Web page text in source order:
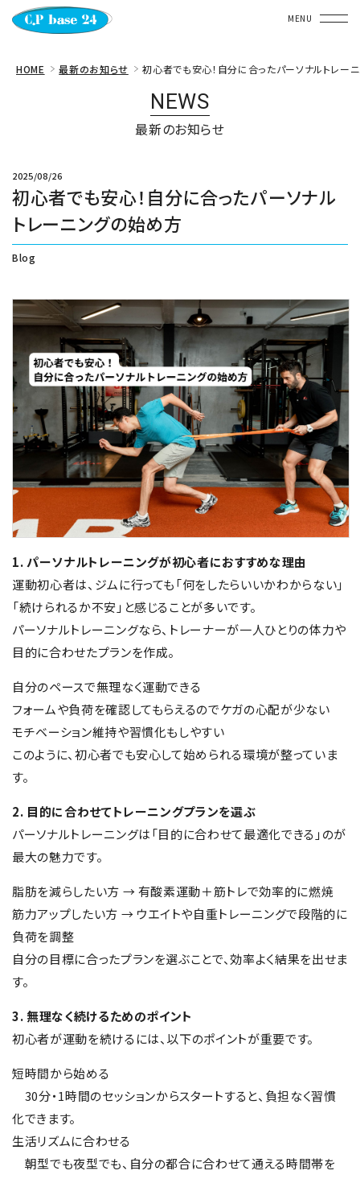
〒650-0011
WHAT'S C.P base 24
SPACE
NEWS
FAQ
CONTACT
FOLLOW US
HOME 最新のお知らせ 初心者でも安心！自分に合ったパーソナルトレー
NEWS
最新のお知らせ
2025/08/26
初心者でも安心！自分に合ったパーソナル
トレーニングの始め方
Blog
1. パーソナルトレーニングが初心者におすすめな理由
運動初心者は、ジムに行っても「何をしたらいいかわからない」
「続けられるか不安」と感じることが多いです。
パーソナルトレーニングなら、トレーナーが一人ひとりの体力や
目的に合わせたプランを作成。
自分のペースで無理なく運動できる
フォームや負荷を確認してもらえるのでケガの心配が少ない
モチベーション維持や習慣化もしやすい
このように、初心者でも安心して始められる環境が整っていま
す。
2. 目的に合わせてトレーニングプランを選ぶ
パーソナルトレーニングは「目的に合わせて最適化できる」のが
最大の魅力です。
脂肪を減らしたい方 → 有酸素運動＋筋トレで効率的に燃焼
筋力アップしたい方 → ウエイトや自重トレーニングで段階的に
負荷を調整
自分の目標に合ったプランを選ぶことで、効率よく結果を出せま
す。
3. 無理なく続けるためのポイント
初心者が運動を続けるには、以下のポイントが重要です。
短時間から始める
30分・1時間のセッションからスタートすると、負担なく習慣
化できます。
生活リズムに合わせる
朝型でも夜型でも、自分の都合に合わせて通える時間帯を